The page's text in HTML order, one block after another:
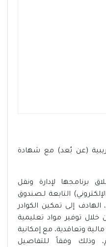
(عن بُعد) مع شهادة
برنامجها لإدارة ونقل
التابعة لـصندوق
الهادف إلى تمكين الكوادر
توفير مواد تعليمية
وتعاقدية، مع إمكانية
وذلك وفقاً للتفاصيل